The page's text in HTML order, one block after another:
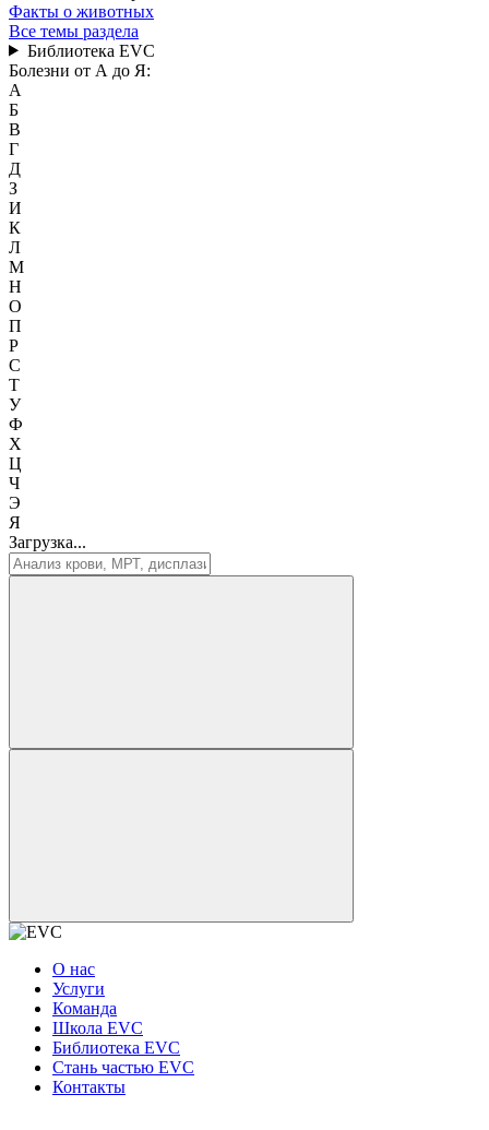
Факты о животных
Все темы раздела
Библиотека EVC
Болезни от А до Я:
А
Б
В
Г
Д
З
И
К
Л
М
Н
О
П
Р
С
Т
У
Ф
Х
Ц
Ч
Э
Я
Загрузка...
О нас
Услуги
Команда
Школа EVC
Библиотека EVC
Стань частью EVC
Контакты